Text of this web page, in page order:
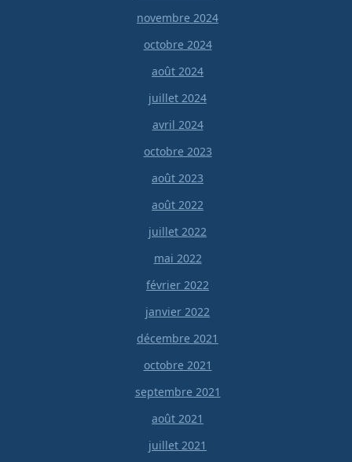
novembre 2024
octobre 2024
août 2024
juillet 2024
avril 2024
octobre 2023
août 2023
août 2022
juillet 2022
mai 2022
février 2022
janvier 2022
décembre 2021
octobre 2021
septembre 2021
août 2021
juillet 2021